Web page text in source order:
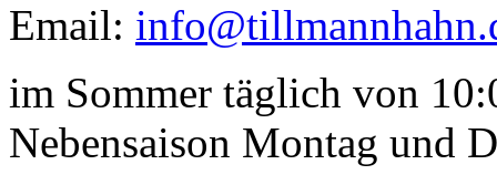
Email:
im Sommer täglich von
Nebensaison Montag und